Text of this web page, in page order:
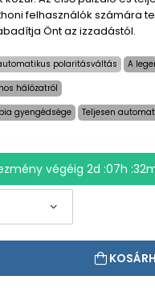
felhasználók számára
Önt az izzadástól.
polaritásváltás
A
hálózatról
gyengédsége
Teljesen
végéig2d :07h